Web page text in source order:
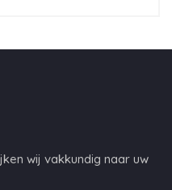
wij vakkundig naar uw